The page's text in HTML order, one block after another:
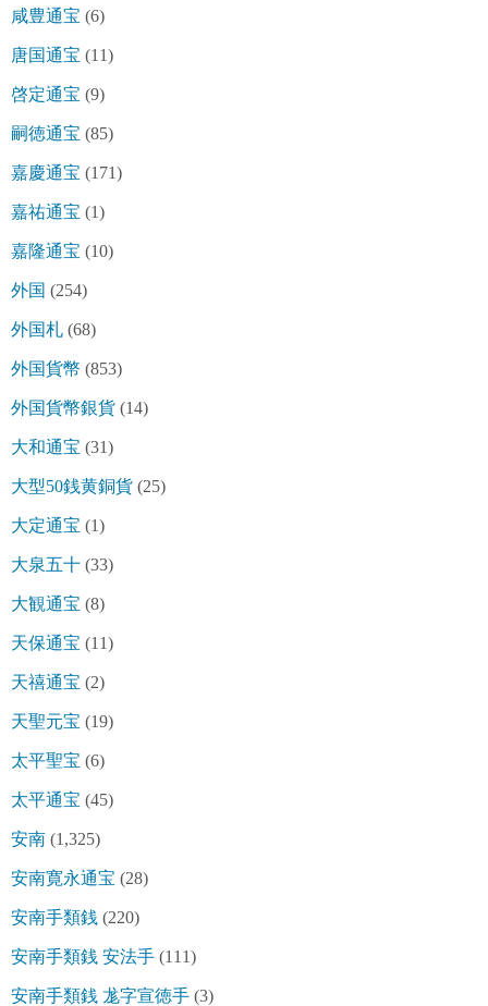
咸豊通宝 (6)
唐国通宝 (11)
啓定通宝 (9)
嗣徳通宝 (85)
嘉慶通宝 (171)
嘉祐通宝 (1)
嘉隆通宝 (10)
外国 (254)
外国札 (68)
外国貨幣 (853)
外国貨幣銀貨 (14)
大和通宝 (31)
大型50銭黄銅貨 (25)
大定通宝 (1)
大泉五十 (33)
大観通宝 (8)
天保通宝 (11)
天禧通宝 (2)
天聖元宝 (19)
太平聖宝 (6)
太平通宝 (45)
安南 (1,325)
安南寛永通宝 (28)
安南手類銭 (220)
安南手類銭 安法手 (111)
安南手類銭 尨字宣徳手 (3)